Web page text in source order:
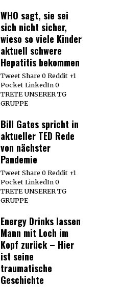
WHO sagt, sie sei
sich nicht sicher,
wieso so viele Kinder
aktuell schwere
Hepatitis bekommen
Tweet Share 0 Reddit +1
Pocket LinkedIn 0
TRETE UNSERER TG
GRUPPE
Bill Gates spricht in
aktueller TED Rede
von nächster
Pandemie
Tweet Share 0 Reddit +1
Pocket LinkedIn 0
TRETE UNSERER TG
GRUPPE
Energy Drinks lassen
Mann mit Loch im
Kopf zurück – Hier
ist seine
traumatische
Geschichte